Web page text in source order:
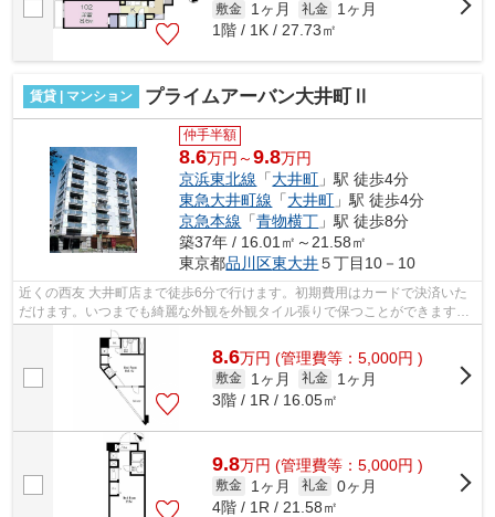
敷金 1ヶ月 礼金
1ヶ月
1階 / 1K / 27.73㎡
賃貸 | マンション プライムアーバン大井町Ⅱ
仲手半額
8.6万円～9.8万円
京浜東北線 「大井町 」駅 徒歩4分
東急大井町線 「大井町 」駅 徒歩4分
京急本線 「青物横丁 」駅 徒歩8分
築37年 / 16.01㎡～21.58㎡
東京都品川区東大井５丁目10－10
近くの西友 大井町店まで徒歩6分で行けます。初期費用はカードで決済いた
だけます。いつまでも綺麗な外観を外観タイル張りで保つことができます。
造りとデザインに関して、自信をもっ...
8.6万円 (管理費等：5,000円 )
敷金 1ヶ月 礼金
1ヶ月
3階 / 1R / 16.05㎡
9.8万円 (管理費等：5,000円 )
敷金 1ヶ月 礼金 0ヶ月
4階 / 1R / 21.58㎡